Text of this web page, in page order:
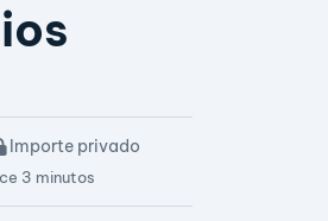
Importe privado
3 minutos